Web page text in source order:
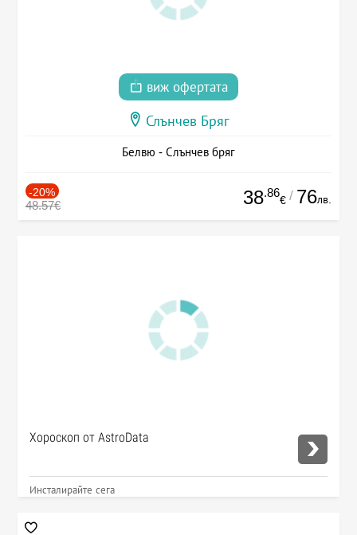
виж офертата
Слънчев Бряг
Белвю - Слънчев бряг
-20%
48.57€ 38.86
€ / 76лв.
Хороскоп от AstroData
Инсталирайте сега